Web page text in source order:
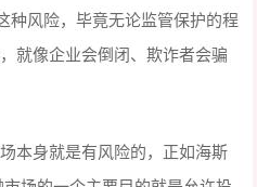
种风险，毕竟无论监管保护的程
就像企业会倒闭、欺诈者会骗
本身就是有风险的，正如海斯